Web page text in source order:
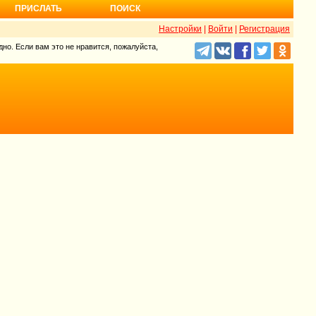
ПРИСЛАТЬ ПОИСК
Настройки Войти Регистрация
Если вам это не нравится, пожалуйста,